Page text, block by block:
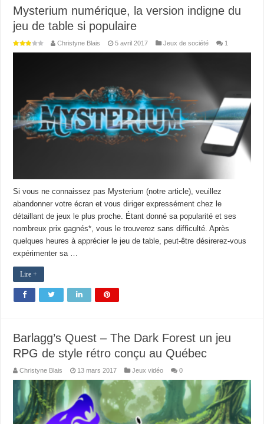
Mysterium numérique, la version indigne du
jeu de table si populaire
Christyne Blais 5 avril 2017 Jeux de société 1
Si vous ne connaissez pas Mysterium (notre article), veuillez
abandonner votre écran et vous diriger expressément chez le
détaillant de jeux le plus proche. Étant donné sa popularité et ses
nombreux prix gagnés*, vous le trouverez sans difficulté. Après
quelques heures à apprécier le jeu de table, peut-être désirerez-vous
expérimenter sa …
Lire +
Barlagg’s Quest – The Dark Forest un jeu
RPG de style rétro conçu au Québec
Christyne Blais 13 mars 2017 Jeux vidéo 0